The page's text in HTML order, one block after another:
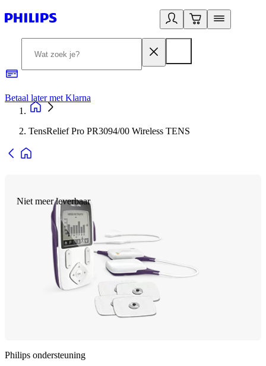
Betaal later met Klarna
TensRelief Pro PR3094/00 Wireless TENS
Niet meer leverbaar
Philips ondersteuning